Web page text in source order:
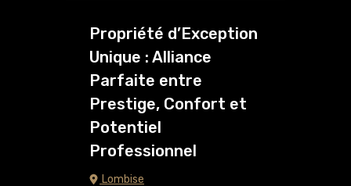
Propriété d’Exception
Unique : Alliance
Parfaite entre
Prestige, Confort et
Potentiel
Professionnel
Lombise